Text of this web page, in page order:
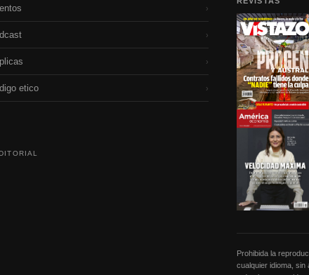
›
›
›
etico ›
Prohibida la
cualquier idioma, sin